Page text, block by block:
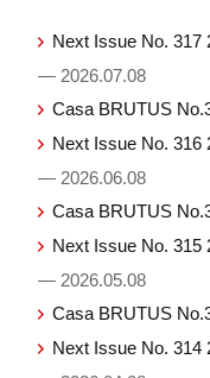
Next Issue No. 317
— 2026.07.08
Casa BRUTUS
Next Issue No. 316
— 2026.06.08
Casa BRUTUS
Next Issue No. 315
— 2026.05.08
Casa BRUTUS
Next Issue No. 314